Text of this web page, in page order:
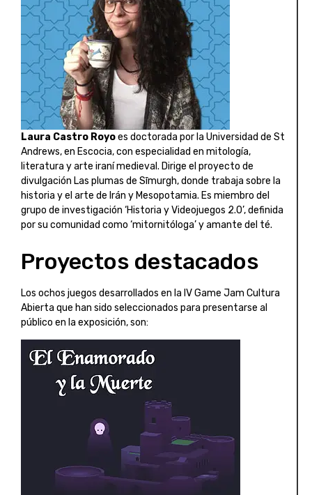
Laura Castro Royoes doctorada por la Universidad de St
Andrews, en Escocia, con especialidad en mitología,
literatura y arte iraní medieval. Dirige el proyecto de
divulgación Las plumas de Sīmurgh, donde trabaja sobre la
historia y el arte de Irán y Mesopotamia. Es miembro del
grupo de investigación ‘Historia y Videojuegos 2.0’, definida
por su comunidad como ‘mitornitóloga’ y amante del té.
Proyectos destacados
Los ochos juegos desarrollados en la IV Game Jam Cultura
Abierta que han sido seleccionados para presentarse al
público en la exposición, son: